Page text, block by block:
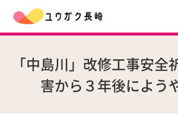
「中島川」改修工事安全
害から３年後によう